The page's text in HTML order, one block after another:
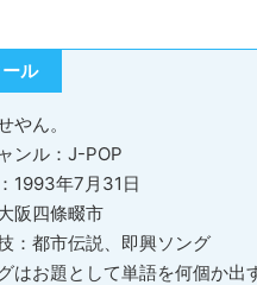
ル
やん。
ンル：J-POP
1993年7月31日
阪四條畷市
：都市伝説、即興ソング
はお題として単語を何個か出